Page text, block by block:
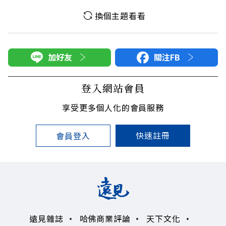
換個主題看看
加好友 關注FB
登入網站會員
享受更多個人化的會員服務
會員登入 快速註冊
遠見雜誌 哈佛商業評論 天下文化